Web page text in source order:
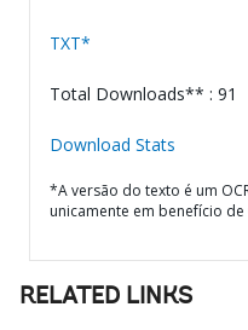
TXT*
Total Downloads** : 91
Download Stats
*A versão do texto é um
unicamente em benefício
RELATED LINKS